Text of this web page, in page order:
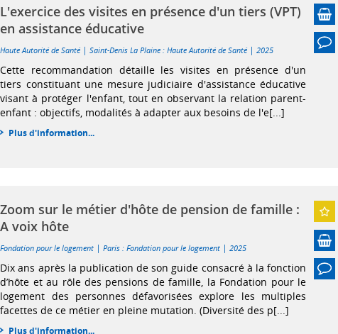
L'exercice des visites en présence d'un tiers (VPT)
en assistance éducative
Haute Autorité de Santé |Saint-Denis La Plaine : Haute Autorité de Santé |2025
Cette recommandation détaille les visites en présence d'un
tiers constituant une mesure judiciaire d'assistance éducative
visant à protéger l'enfant, tout en observant la relation parent-
enfant : objectifs, modalités à adapter aux besoins de l'e[...]
Plus d'information...
Zoom sur le métier d'hôte de pension de famille :
A voix hôte
Fondation pour le logement |Paris : Fondation pour le logement |2025
Dix ans après la publication de son guide consacré à la fonction
d’hôte et au rôle des pensions de famille, la Fondation pour le
logement des personnes défavorisées explore les multiples
facettes de ce métier en pleine mutation. (Diversité des p[...]
Plus d'information...